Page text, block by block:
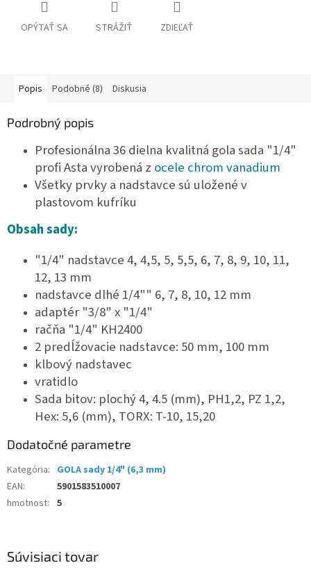
OPÝTAŤ SA STRÁŽIŤ ZDIEĽAŤ
Súvisiaci tovar
Popis Podobné (8) Diskusia
Podrobný popis
Profesionálna 36 dielna kvalitná gola sada "1/4"
profi Asta vyrobená z ocele chrom vanadium
Všetky prvky a nadstavce sú uložené v
plastovom kufríku
Obsah sady:
"1/4" nadstavce 4, 4,5, 5, 5,5, 6, 7, 8, 9, 10, 11,
12, 13 mm
nadstavce dlhé 1/4"" 6, 7, 8, 10, 12 mm
adaptér "3/8" x "1/4"
račňa "1/4" KH2400
2 predĺžovacie nadstavce: 50 mm, 100 mm
klbový nadstavec
vratidlo
Sada bitov: plochý 4, 4.5 (mm), PH1,2, PZ 1,2,
Hex: 5,6 (mm), TORX: T-10, 15,20
Dodatočné parametre
Kategória: GOLA sady 1/4" (6,3 mm)
EAN:
5901583510007
hmotnost: 5